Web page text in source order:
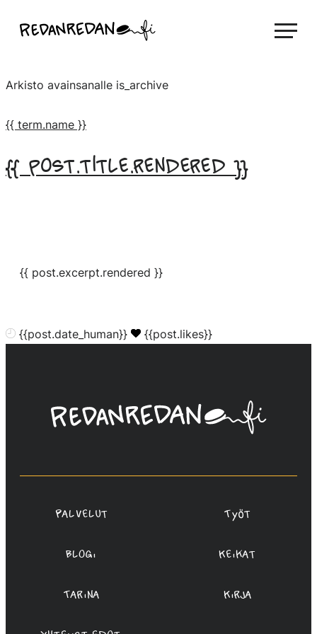
suoraan
Linda Saukko-Rauta, Redanredan Oy
piirrosvideoita
Arkisto avainsanalle is_archive
{{ term.name }}
{{ post.title.rendered }}
{{ post.excerpt.rendered }}
{{post.date_human}} {{post.likes}}
Linda
Saukko-
Oy
Palvelut Työt
Blogi Keikat
Tarina Kirja